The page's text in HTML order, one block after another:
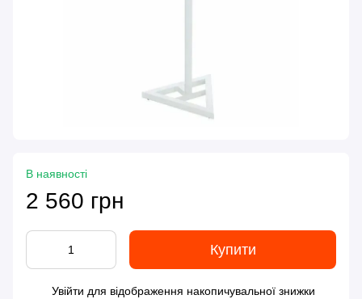
В наявності
2 560 грн
Купити
Увійти для відображення накопичувальної знижки